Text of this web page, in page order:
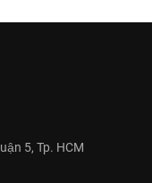
5, Tp. HCM